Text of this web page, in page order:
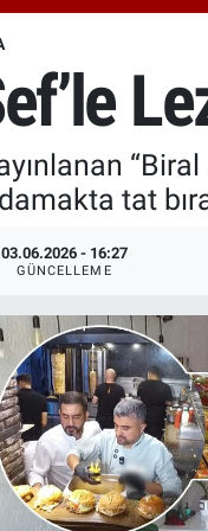
tat
03.06.2026 - 16:27
GÜNCELLEME